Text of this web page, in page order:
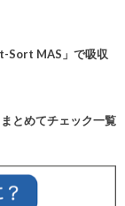
Sort MAS」で吸収
とめてチェック一覧